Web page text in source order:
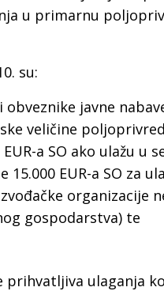
u primarnu
su:
javne
veličine
a SO ako ulažu u
EUR-a SO za
organizacije
gospodarstva) te
prihvatljiva ulaganja